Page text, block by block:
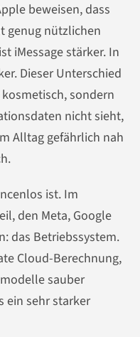
beweisen, dass
genug nützlichen
iMessage stärker. In
Dieser Unterschied
sondern
nicht sieht,
Alltag gefährlich nah
ist. Im
den Meta, Google
das Betriebssystem.
Cloud-Berechnung,
sauber
ein sehr starker